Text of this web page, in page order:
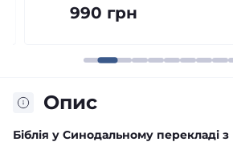
990 грн
Опис
Біблія у Синодальному перекладі